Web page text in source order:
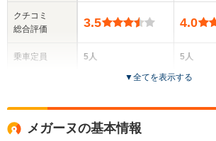
クチコミ
総合評価
乗車定員
3.5
5人
全高
1.47m
4.0
5人
5ドア
▼全てを表示する
メガーヌの基本情報